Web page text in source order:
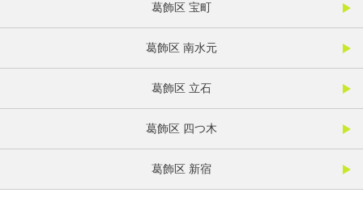
葛飾区 宝町
葛飾区 南水元
葛飾区 立石
葛飾区 四つ木
葛飾区 新宿